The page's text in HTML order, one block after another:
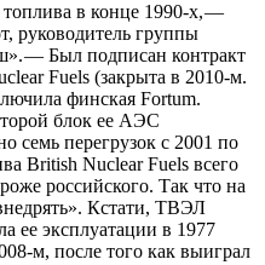
в конце ­1990-х, —
руководитель группы
— Был подписан контракт
Fuels (закрыта в 2010-м.
финская Fortum.
блок ее АЭС
семь перегрузок с 2001 по
British Nuclear Fuels всего
российского. Так что на
Кстати, ТВЭЛ
ее эксплуатации в 1977
м, после того как выиграл